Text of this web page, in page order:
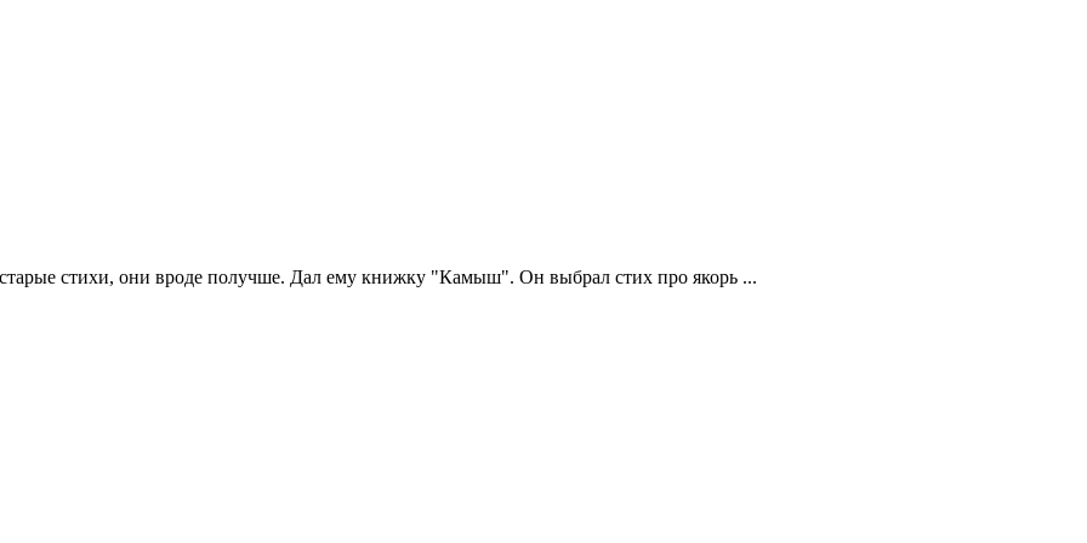
стихи, они вроде получше. Дал ему книжку "Камыш". Он выбрал стих про якорь ...